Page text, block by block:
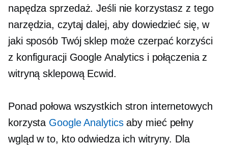
napędza sprzedaż. Jeśli nie korzystasz z tego
narzędzia, czytaj dalej, aby dowiedzieć się, w
jaki sposób Twój sklep może czerpać korzyści
z konfiguracji Google Analytics i połączenia z
witryną sklepową Ecwid.
Ponad połowa wszystkich stron internetowych
korzysta Google Analyticsaby mieć pełny
wgląd w to, kto odwiedza ich witryny. Dla